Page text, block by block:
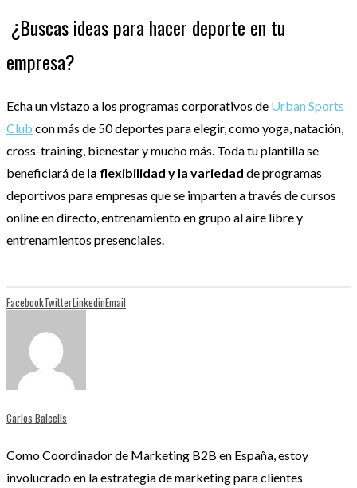
¿Buscas ideas para hacer deporte en tu
empresa?
Echa un vistazo a los programas corporativos de Urban Sports
Club con más de 50 deportes para elegir, como yoga, natación,
cross-training, bienestar y mucho más. Toda tu plantilla se
beneficiará de la flexibilidad y la variedad de programas
deportivos para empresas que se imparten a través de cursos
online en directo, entrenamiento en grupo al aire libre y
entrenamientos presenciales.
FacebookTwitterLinkedinEmail
Carlos Balcells
Como Coordinador de Marketing B2B en España, estoy
involucrado en la estrategia de marketing para clientes